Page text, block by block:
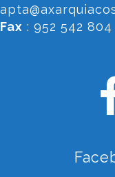
Fax : 952 542 804